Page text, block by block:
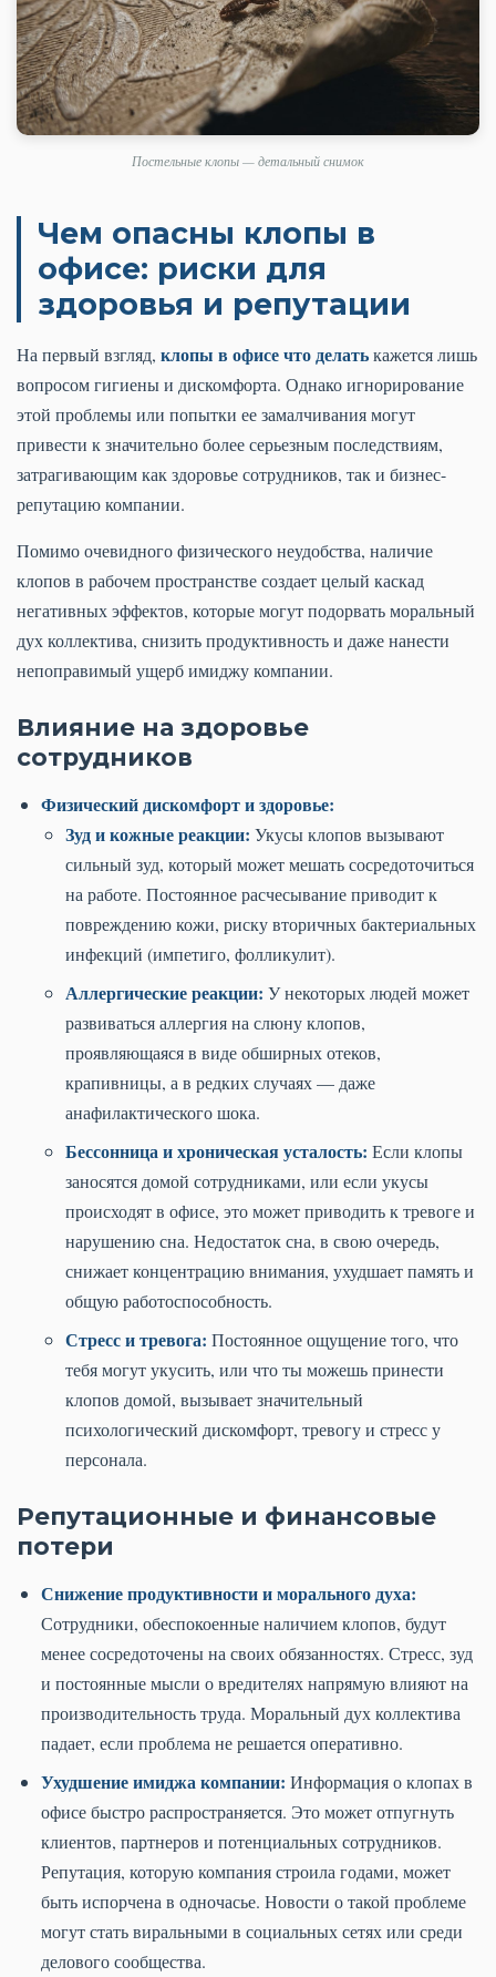
Постельные клопы — детальный снимок
Чем опасны клопы в
офисе: риски для
здоровья и репутации
На первый взгляд, клопы в офисе что делатькажется лишь
вопросом гигиены и дискомфорта. Однако игнорирование
этой проблемы или попытки ее замалчивания могут
привести к значительно более серьезным последствиям,
затрагивающим как здоровье сотрудников, так и бизнес-
репутацию компании.
Помимо очевидного физического неудобства, наличие
клопов в рабочем пространстве создает целый каскад
негативных эффектов, которые могут подорвать моральный
дух коллектива, снизить продуктивность и даже нанести
непоправимый ущерб имиджу компании.
Влияние на здоровье
сотрудников
Физический дискомфорт и здоровье:
Зуд и кожные реакции: Укусы клопов вызывают
сильный зуд, который может мешать сосредоточиться
на работе. Постоянное расчесывание приводит к
повреждению кожи, риску вторичных бактериальных
инфекций (импетиго, фолликулит).
Аллергические реакции: У некоторых людей может
развиваться аллергия на слюну клопов,
проявляющаяся в виде обширных отеков,
крапивницы, а в редких случаях — даже
анафилактического шока.
Бессонница и хроническая усталость: Если клопы
заносятся домой сотрудниками, или если укусы
происходят в офисе, это может приводить к тревоге и
нарушению сна. Недостаток сна, в свою очередь,
снижает концентрацию внимания, ухудшает память и
общую работоспособность.
Стресс и тревога: Постоянное ощущение того, что
тебя могут укусить, или что ты можешь принести
клопов домой, вызывает значительный
психологический дискомфорт, тревогу и стресс у
персонала.
Репутационные и финансовые
потери
Снижение продуктивности и морального духа:
Сотрудники, обеспокоенные наличием клопов, будут
менее сосредоточены на своих обязанностях. Стресс, зуд
и постоянные мысли о вредителях напрямую влияют на
производительность труда. Моральный дух коллектива
падает, если проблема не решается оперативно.
Ухудшение имиджа компании: Информация о клопах в
офисе быстро распространяется. Это может отпугнуть
клиентов, партнеров и потенциальных сотрудников.
Репутация, которую компания строила годами, может
быть испорчена в одночасье. Новости о такой проблеме
могут стать виральными в социальных сетях или среди
делового сообщества.